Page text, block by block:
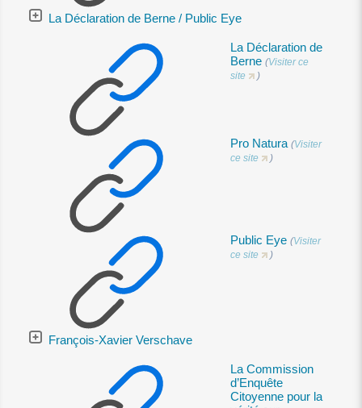
La Déclaration de Berne / Public Eye
La Déclaration de
Berne (Visiter ce
site
)
Pro Natura (Visiter
ce site
)
Public Eye (Visiter
ce site
)
François-Xavier Verschave
La Commission
d’Enquête
Citoyenne pour la